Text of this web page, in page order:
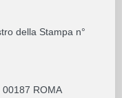
della Stampa n°
00187 ROMA